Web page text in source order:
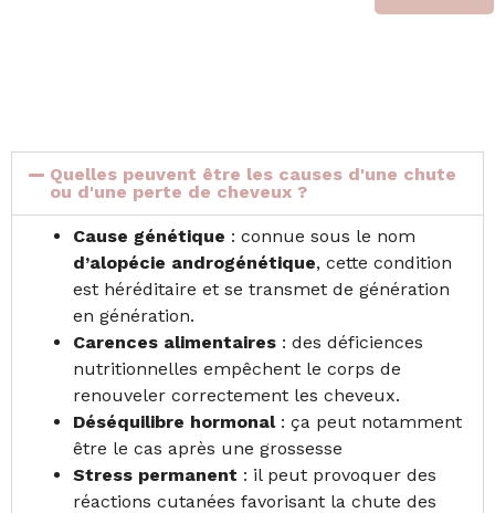
Quelles peuvent être les causes d'une chute
ou d'une perte de cheveux ?
Cause génétique : connue sous le nom
d’alopécie androgénétique, cette condition
est héréditaire et se transmet de génération
en génération.
Carences alimentaires : des déficiences
nutritionnelles empêchent le corps de
renouveler correctement les cheveux.
Déséquilibre hormonal: ça peut notamment
être le cas après une grossesse
Stress permanent : il peut provoquer des
réactions cutanées favorisant la chute des